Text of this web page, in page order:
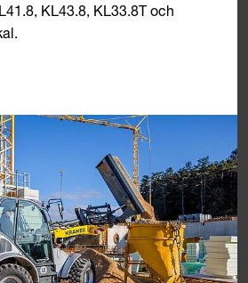
KL43.8, KL33.8T och